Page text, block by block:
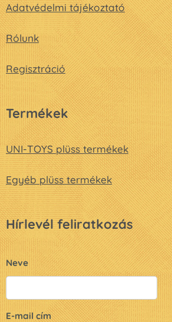
Adatvédelmi tájékoztató
Rólunk
Regisztráció
Termékek
UNI-TOYS plüss termékek
Egyéb plüss termékek
Hírlevél feliratkozás
Neve
E-mail cím